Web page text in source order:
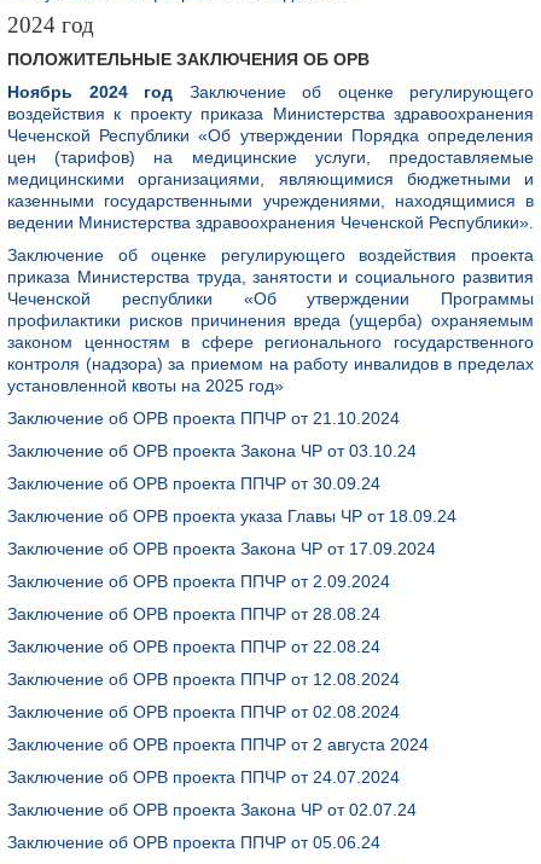
2024 год
ПОЛОЖИТЕЛЬНЫЕ ЗАКЛЮЧЕНИЯ ОБ ОРВ
Ноябрь 2024 год Заключение об оценке регулирующего
воздействия к проекту приказа Министерства здравоохранения
Чеченской Республики «Об утверждении Порядка определения
цен (тарифов) на медицинские услуги, предоставляемые
медицинскими организациями, являющимися бюджетными и
казенными государственными учреждениями, находящимися в
ведении Министерства здравоохранения Чеченской Республики».
Заключение об оценке регулирующего воздействия проекта
приказа Министерства труда, занятости и социального развития
Чеченской республики «Об утверждении Программы
профилактики рисков причинения вреда (ущерба) охраняемым
законом ценностям в сфере регионального государственного
контроля (надзора) за приемом на работу инвалидов в пределах
установленной квоты на 2025 год»
Заключение об ОРВ проекта ППЧР от 21.10.2024
Заключение об ОРВ проекта Закона ЧР от 03.10.24
Заключение об ОРВ проекта ППЧР от 30.09.24
Заключение об ОРВ проекта указа Главы ЧР от 18.09.24
Заключение об ОРВ проекта Закона ЧР от 17.09.2024
Заключение об ОРВ проекта ППЧР от 2.09.2024
Заключение об ОРВ проекта ППЧР от 28.08.24
Заключение об ОРВ проекта ППЧР от 22.08.24
Заключение об ОРВ проекта ППЧР от 12.08.2024
Заключение об ОРВ проекта ППЧР от 02.08.2024
Заключение об ОРВ проекта ППЧР от 2 августа 2024
Заключение об ОРВ проекта ППЧР от 24.07.2024
Заключение об ОРВ проекта Закона ЧР от 02.07.24
Заключение об ОРВ проекта ППЧР от 05.06.24